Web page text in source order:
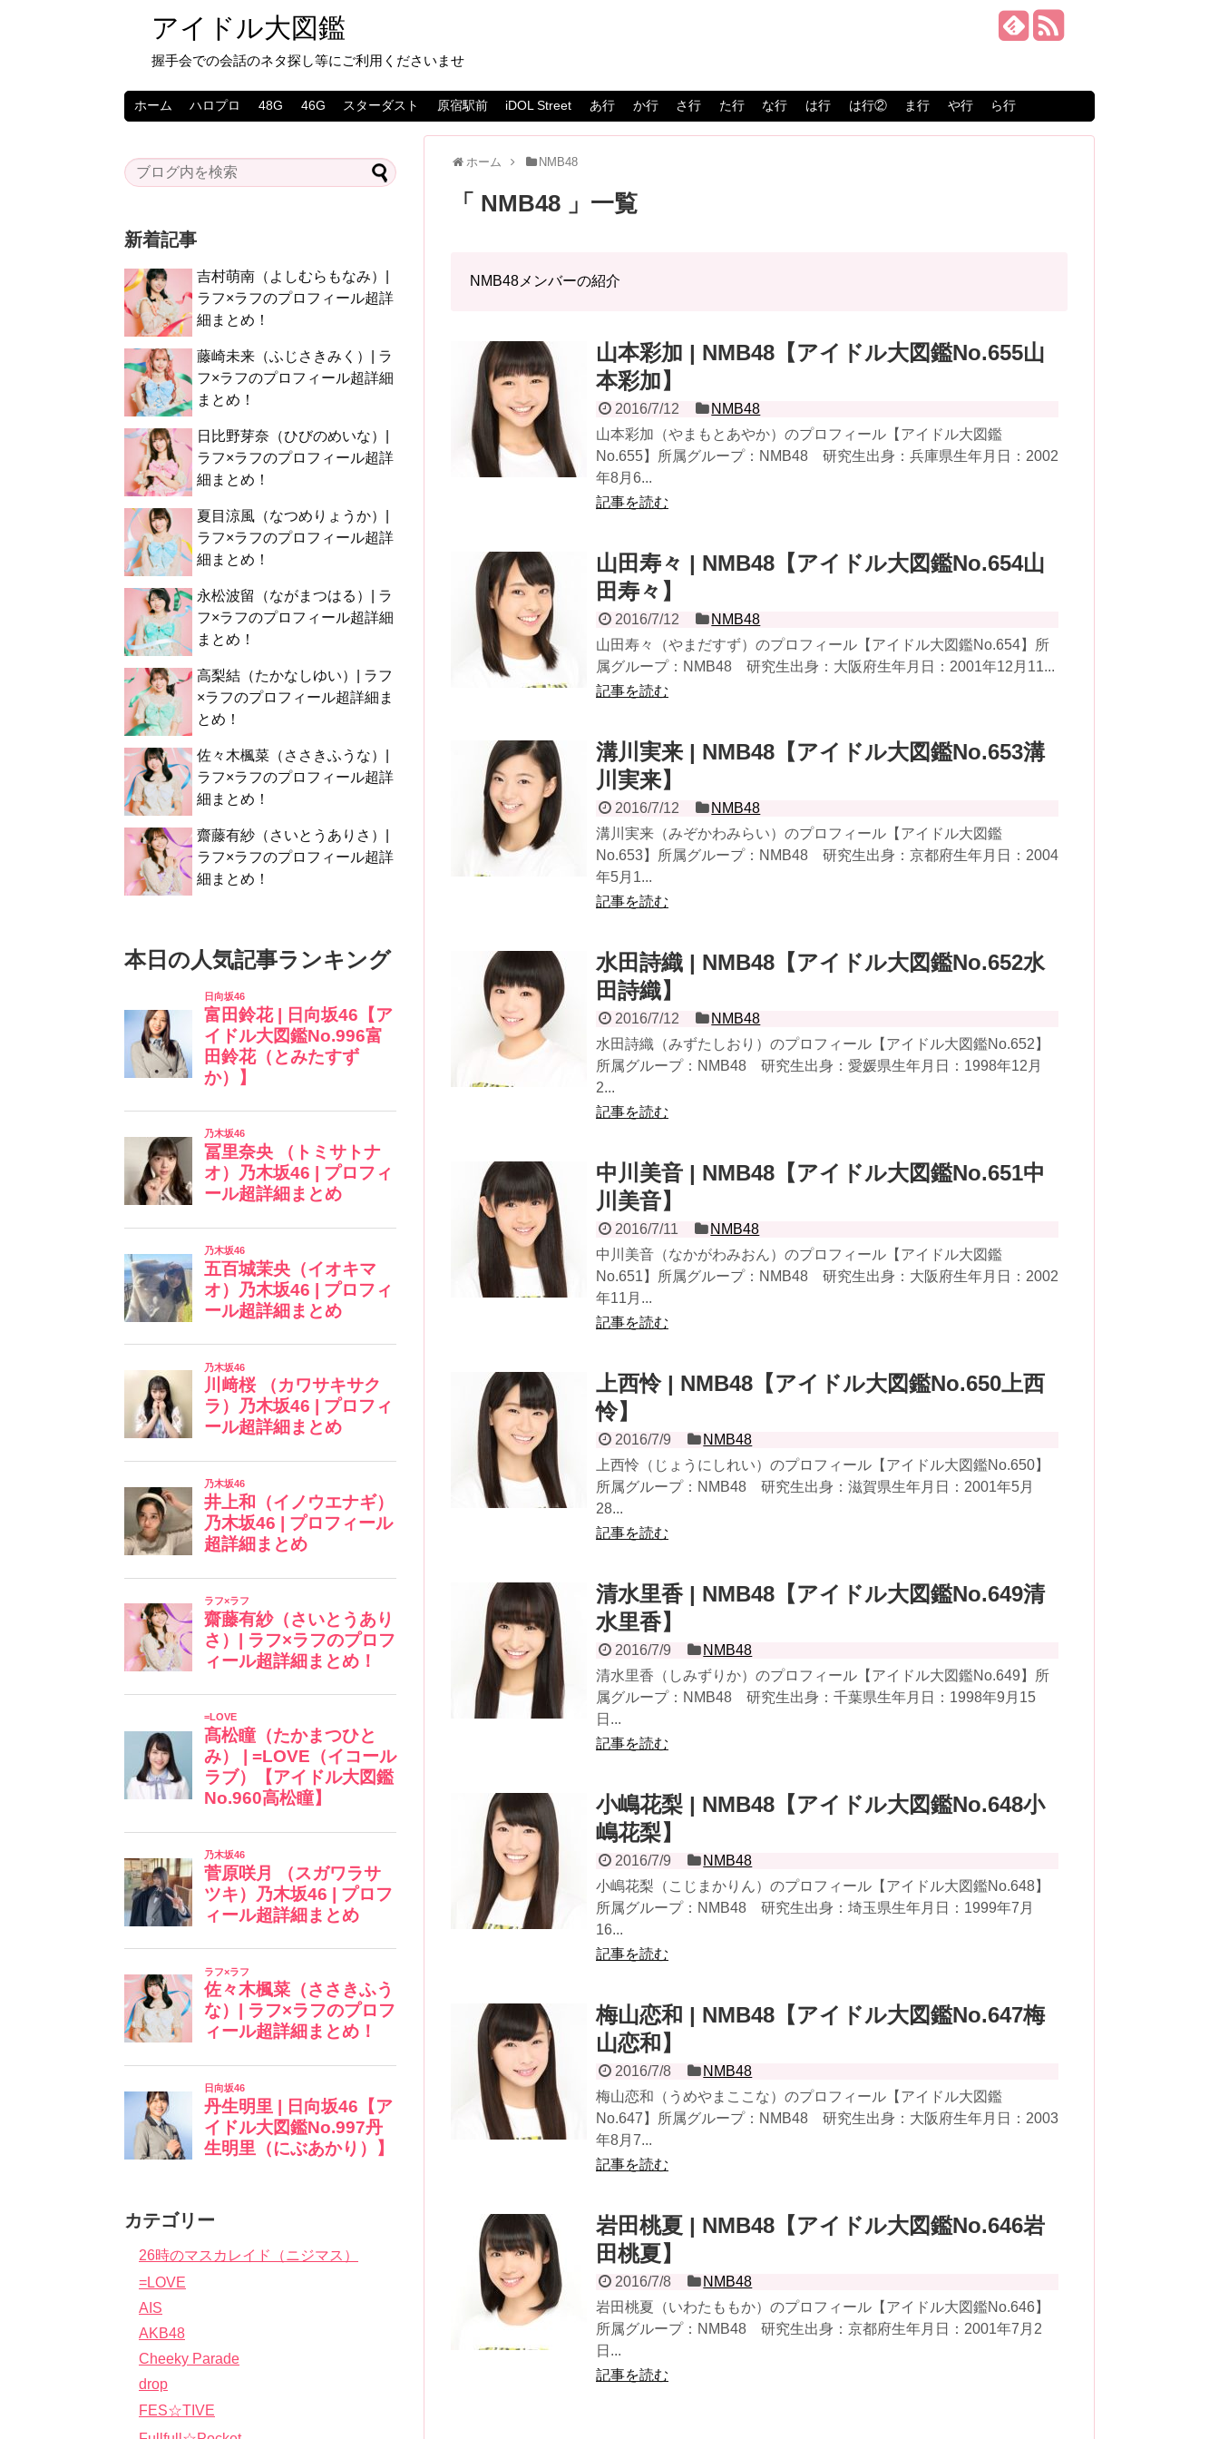
アイドル大図鑑
握手会での会話のネタ探し等にご利用くださいませ
ホーム ハロプロ 48G 46G スターダスト 原宿駅前 iDOL Street あ行 か行 さ行 た行 な行 は行 は行② ま行 や行 ら行
ホーム NMB48
NMB48 一覧
NMB48メンバーの紹介
山本彩加 | NMB48【アイドル大図鑑No.655山
本彩加】
2016/7/12
NMB48
山本彩加（やまもとあやか）のプロフィール【アイドル大図鑑
No.655】所属グループ：NMB48 研究生出身：兵庫県生年月日：2002
年8月6...
記事を読む
山田寿々 | NMB48【アイドル大図鑑No.654山
田寿々】
2016/7/12
NMB48
山田寿々（やまだすず）のプロフィール【アイドル大図鑑No.654】所
属グループ：NMB48 研究生出身：大阪府生年月日：2001年12月11...
記事を読む
溝川実来 | NMB48【アイドル大図鑑No.653溝
川実来】
2016/7/12
NMB48
溝川実来（みぞかわみらい）のプロフィール【アイドル大図鑑
No.653】所属グループ：NMB48 研究生出身：京都府生年月日：2004
年5月1...
記事を読む
水田詩織 | NMB48【アイドル大図鑑No.652水
田詩織】
2016/7/12
NMB48
水田詩織（みずたしおり）のプロフィール【アイドル大図鑑No.652】
所属グループ：NMB48 研究生出身：愛媛県生年月日：1998年12月
2...
記事を読む
中川美音 | NMB48【アイドル大図鑑No.651中
川美音】
2016/7/11
NMB48
中川美音（なかがわみおん）のプロフィール【アイドル大図鑑
No.651】所属グループ：NMB48 研究生出身：大阪府生年月日：2002
年11月...
記事を読む
上西怜 | NMB48【アイドル大図鑑No.650上西
怜】
2016/7/9
NMB48
上西怜（じょうにしれい）のプロフィール【アイドル大図鑑No.650】
所属グループ：NMB48 研究生出身：滋賀県生年月日：2001年5月
28...
記事を読む
清水里香 | NMB48【アイドル大図鑑No.649清
水里香】
2016/7/9
NMB48
清水里香（しみずりか）のプロフィール【アイドル大図鑑No.649】所
属グループ：NMB48 研究生出身：千葉県生年月日：1998年9月15
日...
記事を読む
小嶋花梨 | NMB48【アイドル大図鑑No.648小
嶋花梨】
2016/7/9
NMB48
小嶋花梨（こじまかりん）のプロフィール【アイドル大図鑑No.648】
所属グループ：NMB48 研究生出身：埼玉県生年月日：1999年7月
16...
記事を読む
梅山恋和 | NMB48【アイドル大図鑑No.647梅
山恋和】
2016/7/8
NMB48
梅山恋和（うめやまここな）のプロフィール【アイドル大図鑑
No.647】所属グループ：NMB48 研究生出身：大阪府生年月日：2003
年8月7...
記事を読む
岩田桃夏 | NMB48【アイドル大図鑑No.646岩
田桃夏】
2016/7/8
NMB48
岩田桃夏（いわたももか）のプロフィール【アイドル大図鑑No.646】
所属グループ：NMB48 研究生出身：京都府生年月日：2001年7月2
日...
記事を読む
新着記事
吉村萌南（よしむらもなみ）|
ラフ×ラフのプロフィール超詳
細まとめ！
藤崎未来（ふじさきみく）| ラ
フ×ラフのプロフィール超詳細
まとめ！
日比野芽奈（ひびのめいな）|
ラフ×ラフのプロフィール超詳
細まとめ！
夏目涼風（なつめりょうか）|
ラフ×ラフのプロフィール超詳
細まとめ！
永松波留（ながまつはる）| ラ
フ×ラフのプロフィール超詳細
まとめ！
高梨結（たかなしゆい）| ラフ
×ラフのプロフィール超詳細ま
とめ！
佐々木楓菜（ささきふうな）|
ラフ×ラフのプロフィール超詳
細まとめ！
齋藤有紗（さいとうありさ）|
ラフ×ラフのプロフィール超詳
細まとめ！
本日の人気記事ランキング
カテゴリー
26時のマスカレイド（ニジマス）
=LOVE
AIS
AKB48
Cheeky Parade
drop
FES☆TIVE